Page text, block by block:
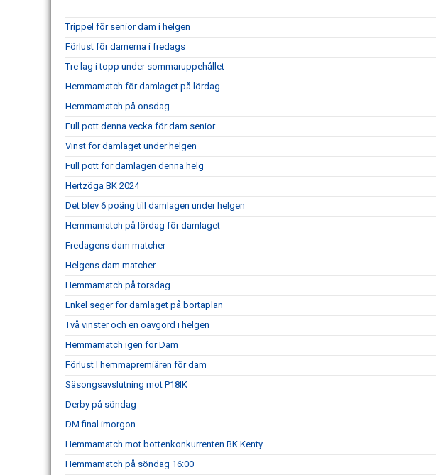
Trippel för senior dam i helgen
Förlust för damerna i fredags
Tre lag i topp under sommaruppehållet
Hemmamatch för damlaget på lördag
Hemmamatch på onsdag
Full pott denna vecka för dam senior
Vinst för damlaget under helgen
Full pott för damlagen denna helg
Hertzöga BK 2024
Det blev 6 poäng till damlagen under helgen
Hemmamatch på lördag för damlaget
Fredagens dam matcher
Helgens dam matcher
Hemmamatch på torsdag
Enkel seger för damlaget på bortaplan
Två vinster och en oavgord i helgen
Hemmamatch igen för Dam
Förlust I hemmapremiären för dam
Säsongsavslutning mot P18IK
Derby på söndag
DM final imorgon
Hemmamatch mot bottenkonkurrenten BK Kenty
Hemmamatch på söndag 16:00